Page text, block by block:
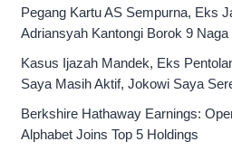
Pegang Kartu AS Sempurna, Eks
Adriansyah Kantongi Borok 9 Naga
Kasus Ijazah Mandek, Eks
Saya Masih Aktif, Jokowi Saya
Berkshire Hathaway Earnings:
Alphabet Joins Top 5 Holdings